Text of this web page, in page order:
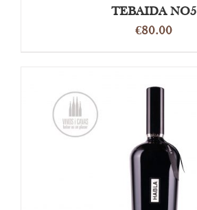
TEBAIDA NO5
€80.00
OPTIES SELECTEREN